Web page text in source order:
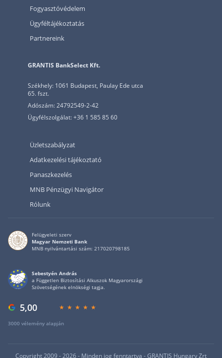
Fogyasztóvédelem
Ügyféltájékoztatás
Partnereink
GRANTIS BankSelect Kft.
Székhely: 1061 Budapest, Paulay Ede utca
65. fszt.
Adószám: 24792549-2-42
Ügyfélszolgálat: +36 1 585 85 60
Üzletszabályzat
Adatkezelési tájékoztató
Panaszkezelés
MNB Pénzügyi Navigátor
Rólunk
Felügyeleti szerv
Magyar Nemzeti Bank
MNB nyilvántartási szám: 217020798185
Sebestyén András
a Független Biztosítási Alkuszok Magyarországi
Szövetségének elnökségi tagja.
5,00
3000 vélemény alapján
Copyright 2009 - 2026 - Minden jog fenntartva - GRANTIS Hungary Zrt